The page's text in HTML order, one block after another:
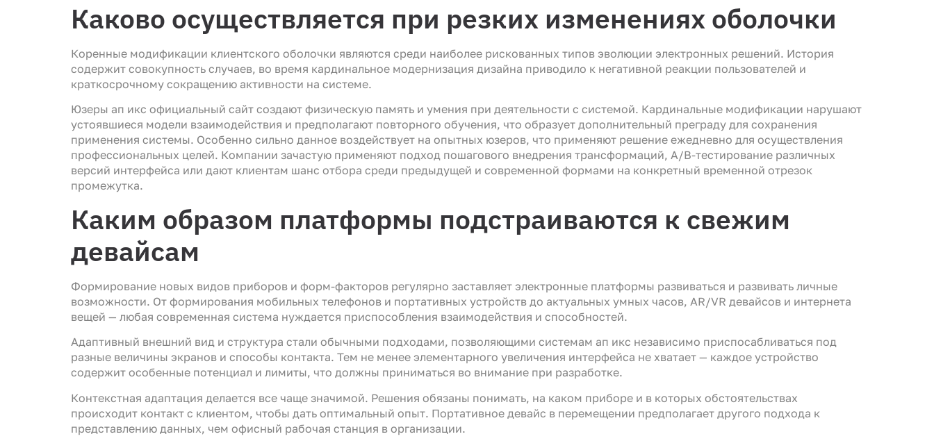
Каково осуществляется при резких изменениях оболочки
Коренные модификации клиентского оболочки являются среди наиболее рискованных типов эволюции электронных решений. История
содержит совокупность случаев, во время кардинальное модернизация дизайна приводило к негативной реакции пользователей и
краткосрочному сокращению активности на системе.
Юзеры ап икс официальный сайт создают физическую память и умения при деятельности с системой. Кардинальные модификации нарушают
устоявшиеся модели взаимодействия и предполагают повторного обучения, что образует дополнительный преграду для сохранения
применения системы. Особенно сильно данное воздействует на опытных юзеров, что применяют решение ежедневно для осуществления
профессиональных целей. Компании зачастую применяют подход пошагового внедрения трансформаций, A/B-тестирование различных
версий интерфейса или дают клиентам шанс отбора среди предыдущей и современной формами на конкретный временной отрезок
промежутка.
Каким образом платформы подстраиваются к свежим
девайсам
Формирование новых видов приборов и форм-факторов регулярно заставляет электронные платформы развиваться и развивать личные
возможности. От формирования мобильных телефонов и портативных устройств до актуальных умных часов, AR/VR девайсов и интернета
вещей — любая современная система нуждается приспособления взаимодействия и способностей.
Адаптивный внешний вид и структура стали обычными подходами, позволяющими системам ап икс независимо приспосабливаться под
разные величины экранов и способы контакта. Тем не менее элементарного увеличения интерфейса не хватает — каждое устройство
содержит особенные потенциал и лимиты, что должны приниматься во внимание при разработке.
Контекстная адаптация делается все чаще значимой. Решения обязаны понимать, на каком приборе и в которых обстоятельствах
происходит контакт с клиентом, чтобы дать оптимальный опыт. Портативное девайс в перемещении предполагает другого подхода к
представлению данных, чем офисный рабочая станция в организации.